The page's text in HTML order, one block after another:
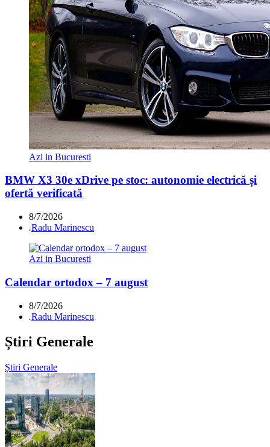
Azi in Bucuresti
BMW X3 30e xDrive pe stoc: autonomie electrică și
ofertă verificată
8/7/2026
.Radu Marinescu
Azi in Bucuresti
Calendar ortodox – 7 august
8/7/2026
.Radu Marinescu
Știri Generale
Știri Generale